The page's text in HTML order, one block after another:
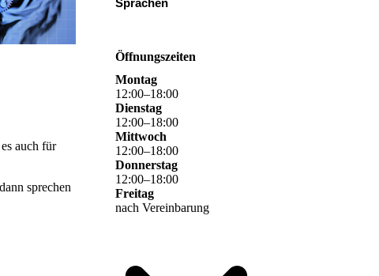
auch für
sprechen
Sprachen
Öffnungszeiten
Montag
12:00–18:00
Dienstag
12:00–18:00
Mittwoch
12:00–18:00
Donnerstag
12:00–18:00
Freitag
nach Vereinbarung